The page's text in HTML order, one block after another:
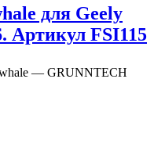
для Geely
Артикул FSI115
— GRUNNTECH